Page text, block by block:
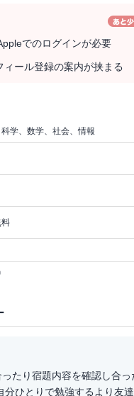
でのログインが必要
ィール登録の案内が挟まる
学、数学、社会、情報
たり宿題内容を確認し合っ
分ひとりで勉強するより友